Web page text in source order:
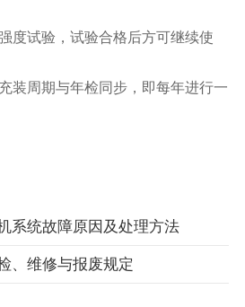
度试验，试验合格后方可继续使
装周期与年检同步，即‌每年‌进行一
系统故障原因及处理方法
、维修与报废规定